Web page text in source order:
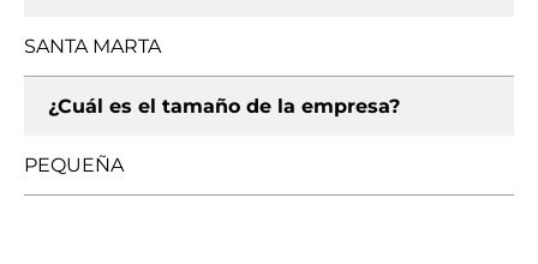
SANTA MARTA
¿Cuál es el tamaño de la empresa?
PEQUEÑA